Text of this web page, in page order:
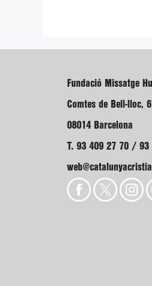
Fundació Missatge
Comtes de Bell-lloc,
08014 Barcelona
T. 93 409 27 70 / 93